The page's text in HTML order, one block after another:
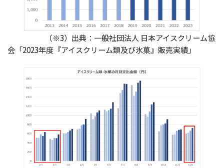
（※3）出典：一般社団法人 日本アイスクリーム協
会「2023年度『アイスクリーム類及び氷菓』販売実績」